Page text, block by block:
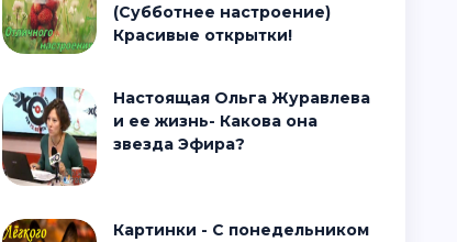
(Субботнее настроение)
Красивые открытки!
Настоящая Ольга Журавлева
и ее жизнь- Какова она
звезда Эфира?
Картинки - С понедельником